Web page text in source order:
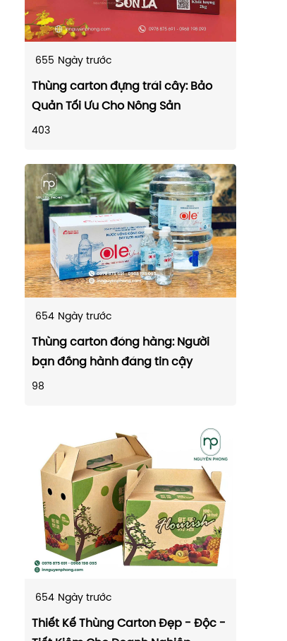
655 Ngày trước
Thùng carton đựng trái cây: Bảo
Quản Tối Ưu Cho Nông Sản
403
654 Ngày trước
Thùng carton đóng hàng: Người
bạn đồng hành đáng tin cậy
98
654 Ngày trước
Thiết Kế Thùng Carton Đẹp - Độc -